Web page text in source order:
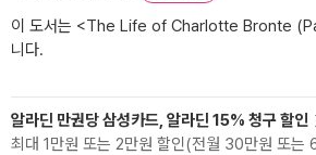
이 도서는 <The Life of Charlotte Bronte
니다.
알라딘 만권당 삼성카드, 알라딘 15% 청구 할인
최대 1만원 또는 2만원 할인(전월 30만원 또는